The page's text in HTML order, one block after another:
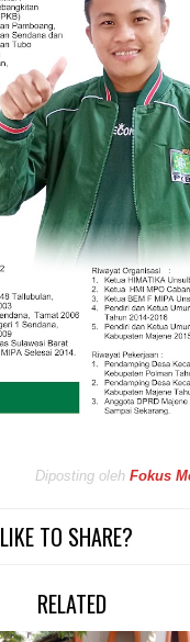
Diposting oleh Fokus
LIKE TO SHARE?
RELATED